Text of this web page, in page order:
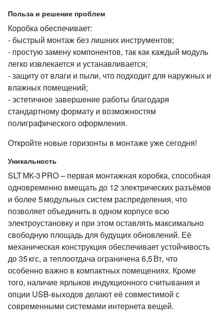
Польза и решение проблем
Коробка обеспечивает:
- быстрый монтаж без лишних инструментов;
- простую замену компонентов, так как каждый модуль
легко извлекается и устанавливается;
- защиту от влаги и пыли, что подходит для наружных и
влажных помещений;
- эстетичное завершение работы благодаря
стандартному формату и возможностям
полиграфического оформления.
Откройте новые горизонты в монтаже уже сегодня!
Уникальность
SLT МК‑3 PRO – первая монтажная коробка, способная
одновременно вмещать до 12 электрических разъёмов
и более 5 модульных систем распределения, что
позволяет объединить в одном корпусе всю
электроустановку и при этом оставлять максимально
свободную площадь для будущих обновлений. Её
механическая конструкция обеспечивает устойчивость
до 35 кгс, а теплоотдача ограничена 6,5 Вт, что
особенно важно в компактных помещениях. Кроме
того, наличие ярлыков индукционного считывания и
опции USB‑выходов делают её совместимой с
современными системами интернета вещей.